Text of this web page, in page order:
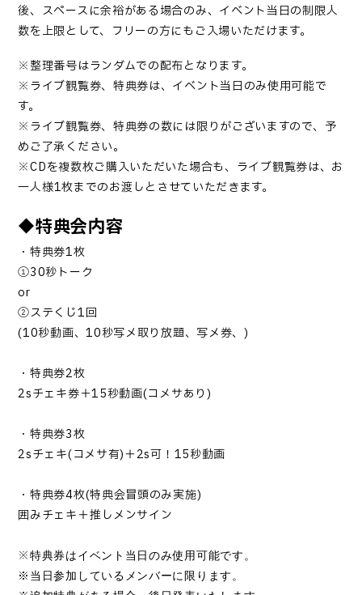
後、スペースに余裕がある場合のみ、イベント当日の制限人
数を上限として、フリーの方にもご入場いただけます。
※整理番号はランダムでの配布となります。
※ライブ観覧券、特典券は、イベント当日のみ使用可能で
す。
※ライブ観覧券、特典券の数には限りがございますので、予
めご了承ください。
※CDを複数枚ご購入いただいた場合も、ライブ観覧券は、お
一人様1枚までのお渡しとさせていただきます。
◆特典会内容
・特典券1枚
①30秒トーク
or
②ステくじ1回
(10秒動画、10秒写メ取り放題、写メ券、)
・特典券2枚
2sチェキ券＋15秒動画(コメサあり)
・特典券3枚
2sチェキ(コメサ有)＋2s可！15秒動画
・特典券4枚(特典会冒頭のみ実施)
囲みチェキ＋推しメンサイン
※特典券はイベント当日のみ使用可能です。
※当日参加しているメンバーに限ります。